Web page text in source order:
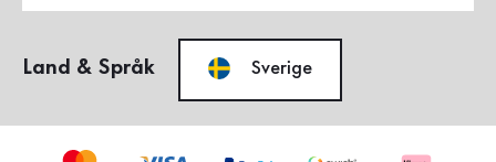
Land & Språk Sverige